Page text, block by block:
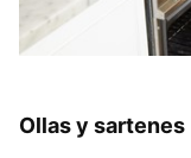
Ollas y sartenes